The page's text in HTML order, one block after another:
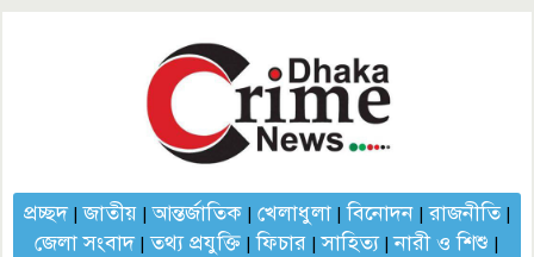
প্রচ্ছদ|জাতীয়|আন্তর্জাতিক| খেলাধুলা|বিনোদন|রাজনীতি|
জেলা সংবাদ|তথ্য প্রযুক্তি |ফিচার |সাহিত্য|নারী ও শিশু |